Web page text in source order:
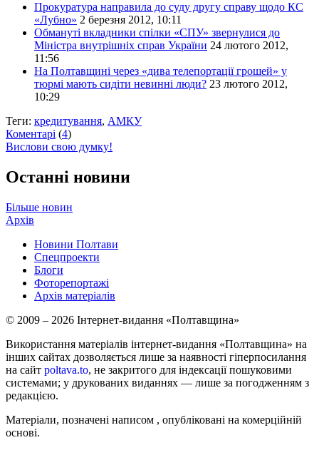
Прокуратура направила до суду другу справу щодо КС
«Лубно» 2 березня 2012, 10:11
Обмануті вкладники спілки «СПУ» звернулися до
Міністра внутрішніх справ України 24 лютого 2012,
11:56
На Полтавщині через «дива телепортації грошей» у
тюрмі мають сидіти невинні люди? 23 лютого 2012,
10:29
Теги: кредитування, АМКУ
Коментарі (4)
Вислови свою думку!
Останні новини
Більше новин
Архів
Новини Полтави
Спецпроекти
Блоги
Фоторепортажі
Архів матеріалів
© 2009 – 2026 Інтернет-видання «Полтавщина»
Використання матеріалів інтернет-видання «Полтавщина» на
інших сайтах дозволяється лише за наявності гіперпосилання
на сайт poltava.to, не закритого для індексації пошуковими
системами; у друкованих виданнях — лише за погодженням з
редакцією.
Матеріали, позначені написом , опубліковані на комерційній
основі.